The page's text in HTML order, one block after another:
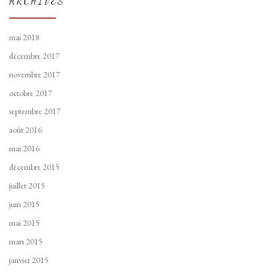
mai 2018
décembre 2017
novembre 2017
octobre 2017
septembre 2017
août 2016
mai 2016
décembre 2015
juillet 2015
juin 2015
mai 2015
mars 2015
janvier 2015